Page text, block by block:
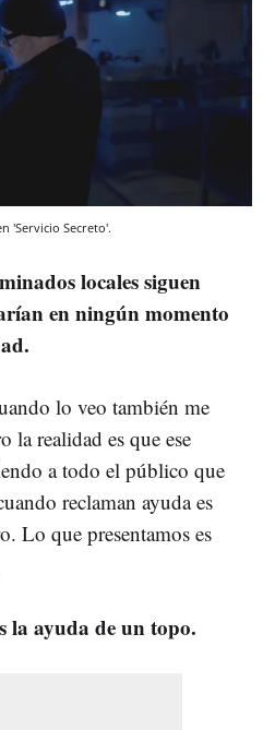
'Servicio Secreto'.
locales siguen
en ningún momento
lo veo también me
la realidad es que ese
a todo el público que
reclaman ayuda es
Lo que presentamos es
la ayuda de un topo.